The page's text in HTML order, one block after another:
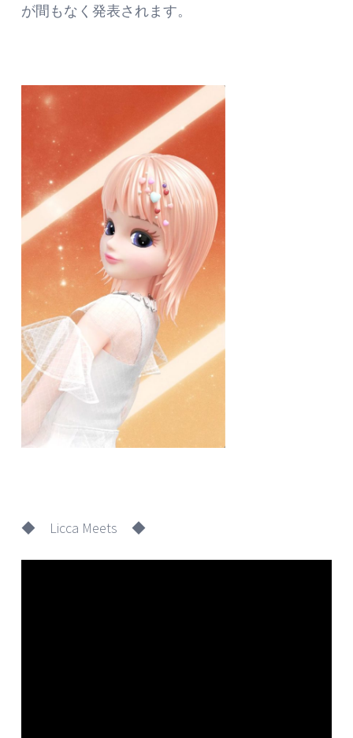
が間もなく発表されます。
◆ Licca Meets ◆